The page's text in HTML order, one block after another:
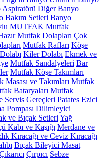
Aspiratörü Diğer Banyo
Bakım Setleri Banyo
MUTFAK Mutfak
Mutfak Dolapları Çok
Mutfak Rafları Köşe
Kiler Dolabı Ekmek ve
Mutfak Sandalyeleri Bar
Mutfak Köşe Takımları
Masası ve Takımları Mutfak
Bataryaları Mutfak
Servis Gereçleri Patates Ezici
Pompası Dilimleyici
ve Bıçak Setleri Yağ
Kabı ve Kaşığı Merdane ve
Kıracağı ve Ceviz Kıracağı
Bıçak Bileyici Masat
Çırpıcı Sebze